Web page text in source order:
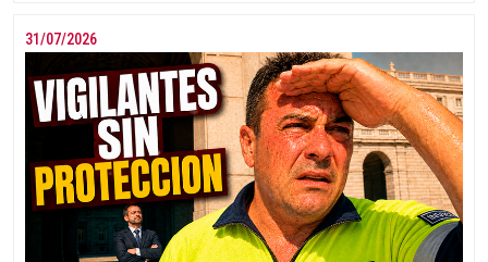
31/07/2026